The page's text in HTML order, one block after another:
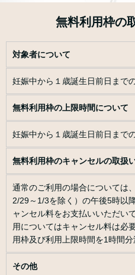
無料利用枠の
対象者について
妊娠中から１歳誕生日前日まで
無料利用枠の上限時間について
妊娠中から１歳誕生日前日まで
無料利用枠のキャンセルの取扱
通常のご利用の場合については
2/29～1/3を除く）の午後5時以
ャンセル料をお支払いいただい
用についてはキャンセル料は必
用枠及び利用上限時間を1時間分
その他